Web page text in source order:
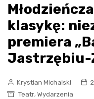
klasykę:
premiera
Jastrzębiu-
Krystian Michalski
Teatr, Wydarzenia